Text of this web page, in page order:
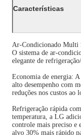
Características
Ar-Condicionado Multi
O sistema de ar-
elegante de
Economia de energia:
alto desempenho com
reduções nos custos
Refrigeração rápida
temperatura, a LG
controle mais preciso e
alvo 30% mais rápido